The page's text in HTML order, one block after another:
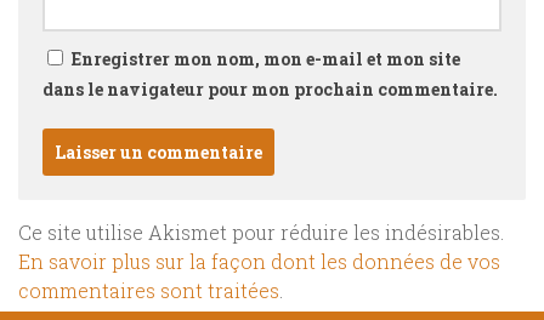
Enregistrer mon nom, mon e-mail et mon site
dans le navigateur pour mon prochain commentaire.
Ce site utilise Akismet pour réduire les indésirables.
En savoir plus sur la façon dont les données de vos
commentaires sont traitées